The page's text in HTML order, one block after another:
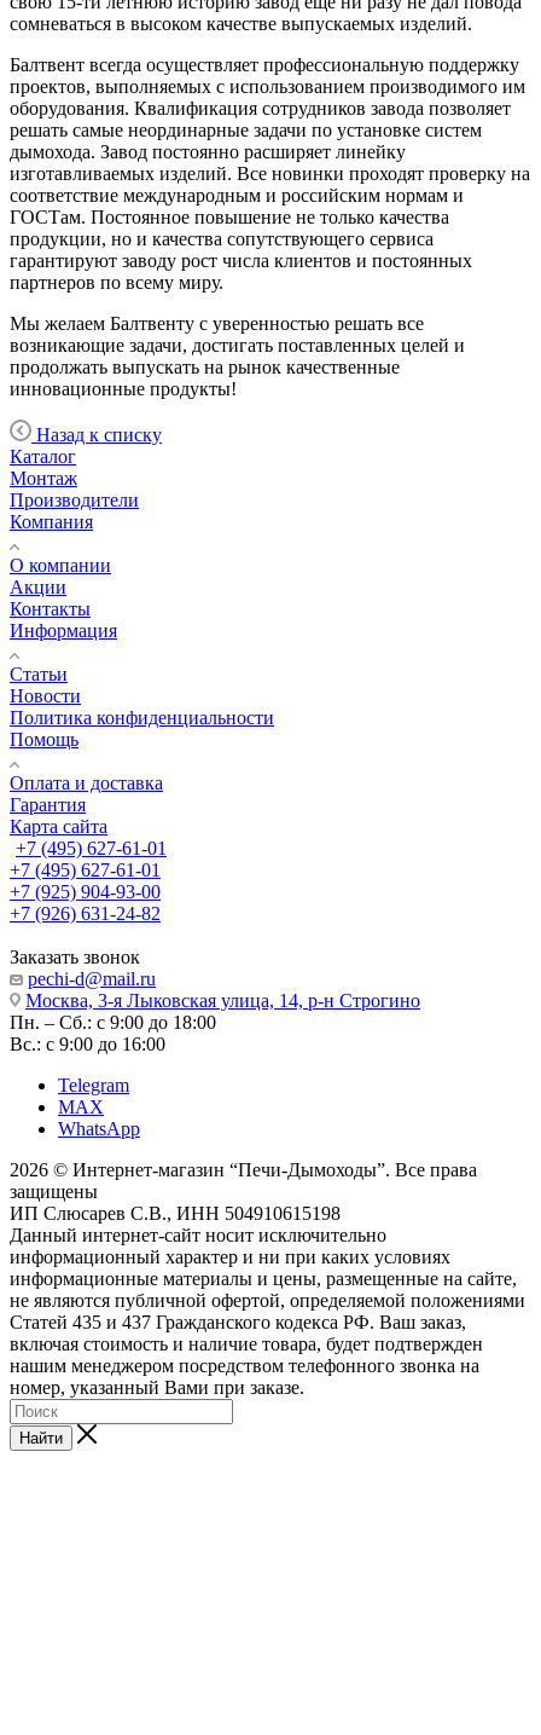
сомневаться в высоком качестве выпускаемых изделий.
Балтвент всегда осуществляет профессиональную поддержку
проектов, выполняемых с использованием производимого им
оборудования. Квалификация сотрудников завода позволяет
решать самые неординарные задачи по установке систем
дымохода. Завод постоянно расширяет линейку
изготавливаемых изделий. Все новинки проходят проверку на
соответствие международным и российским нормам и
ГОСТам. Постоянное повышение не только качества
продукции, но и качества сопутствующего сервиса
гарантируют заводу рост числа клиентов и постоянных
партнеров по всему миру.
Мы желаем Балтвенту с уверенностью решать все
возникающие задачи, достигать поставленных целей и
продолжать выпускать на рынок качественные
инновационные продукты!
Назад к списку
Каталог
Монтаж
Производители
Компания
О компании
Акции
Контакты
Информация
Статьи
Новости
Политика конфиденциальности
Помощь
Оплата и доставка
Гарантия
Карта сайта
+7 (495) 627-61-01
+7 (495) 627-61-01
+7 (925) 904-93-00
+7 (926) 631-24-82
Заказать звонок
pechi-d@mail.ru
Москва, 3-я Лыковская улица, 14, р-н Строгино
Пн. – Сб.: с 9:00 до 18:00
Вс.: с 9:00 до 16:00
Telegram
MAX
WhatsApp
2026 © Интернет-магазин “Печи-Дымоходы”. Все права
защищены
ИП Слюсарев С.В., ИНН 504910615198
Данный интернет-сайт носит исключительно
информационный характер и ни при каких условиях
информационные материалы и цены, размещенные на сайте,
не являются публичной офертой, определяемой положениями
Статей 435 и 437 Гражданского кодекса РФ. Ваш заказ,
включая стоимость и наличие товара, будет подтвержден
нашим менеджером посредством телефонного звонка на
номер, указанный Вами при заказе.
Найти